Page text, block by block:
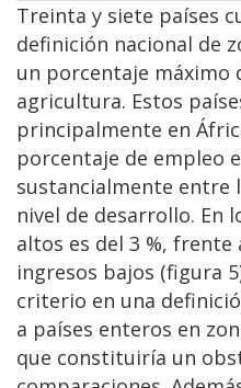
Treinta y siete países
definición nacional de
un porcentaje máximo
agricultura. Estos
principalmente en
porcentaje de empleo
sustancialmente entre
nivel de desarrollo. En
altos es del 3 %, frente
ingresos bajos (figura
criterio en una
a países enteros en
que constituiría un